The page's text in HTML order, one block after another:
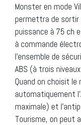
Monster en mode
permettra de sortir
puissance à 75 ch
à commande
l’ensemble de
ABS (à trois
Quand on choisit
automatiquement
maximale) et
Tourisme, on peut